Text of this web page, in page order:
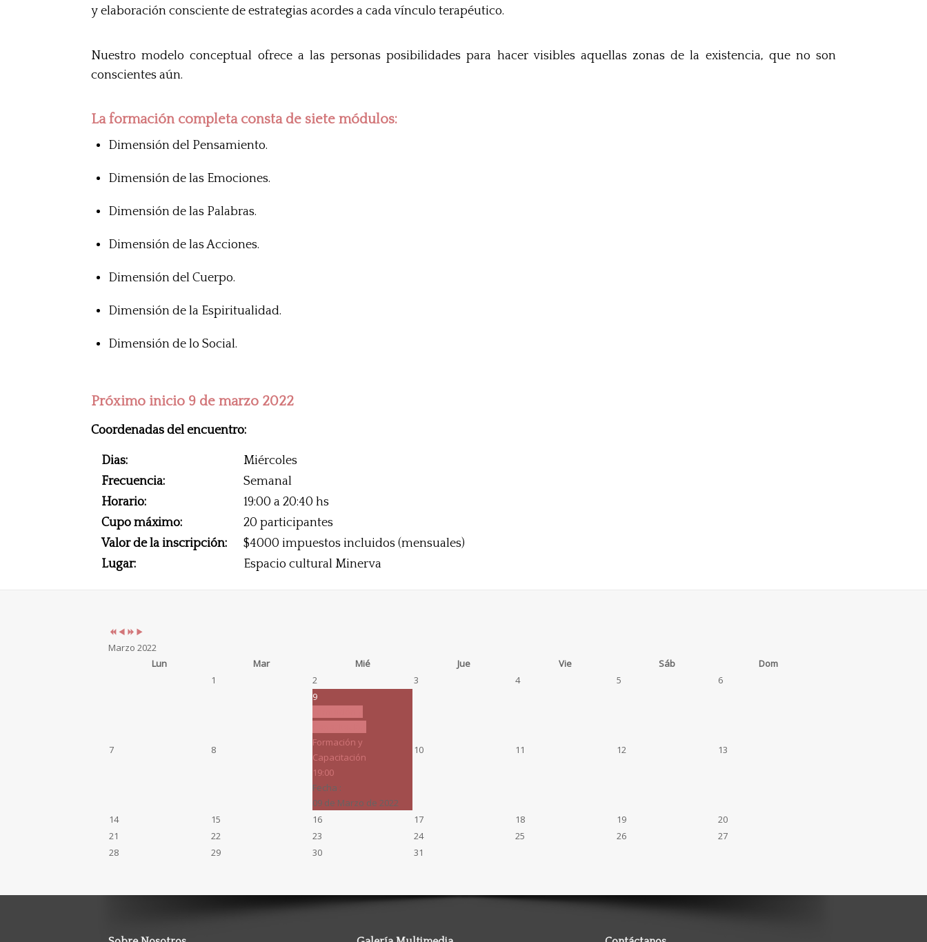
y elaboración consciente de estrategias acordes a cada vínculo terapéutico.
Nuestro modelo conceptual ofrece a las personas posibilidades para hacer visibles aquellas zonas de la existencia, que no son
conscientes aún.
La formación completa consta de siete módulos:
Dimensión del Pensamiento.
Dimensión de las Emociones.
Dimensión de las Palabras.
Dimensión de las Acciones.
Dimensión del Cuerpo.
Dimensión de la Espiritualidad.
Dimensión de lo Social.
Próximo inicio 9 de marzo 2022
Coordenadas del encuentro:
Dias:
Miércoles
Frecuencia:
Semanal
Horario:
19:00 a 20:40 hs
Cupo máximo:
20 participantes
Valor de la inscripción:
$4000 impuestos incluidos (mensuales)
Lugar:
Espacio cultural Minerva
anterior
anterior
añomes
Marzo 2022
Lun
Mar Mié Jue Vie Sáb
Dom
1
2 3 4 5 6
7 8
9
Formación y
Capacitación
19:00
Fecha :
09 de Marzo de 2022
10 11 12 13
14 15 16 17 18 19
20
21
22 23 24 25 26
27
28
29 30 31